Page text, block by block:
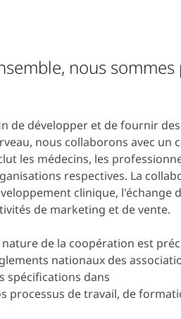
nous
de développer et de fournir
nous collaborons avec un
les médecins, les
respectives. La
clinique, l'échange
de marketing et de vente.
nature de la coopération est
nationaux des
spécifications dans
processus de travail, de